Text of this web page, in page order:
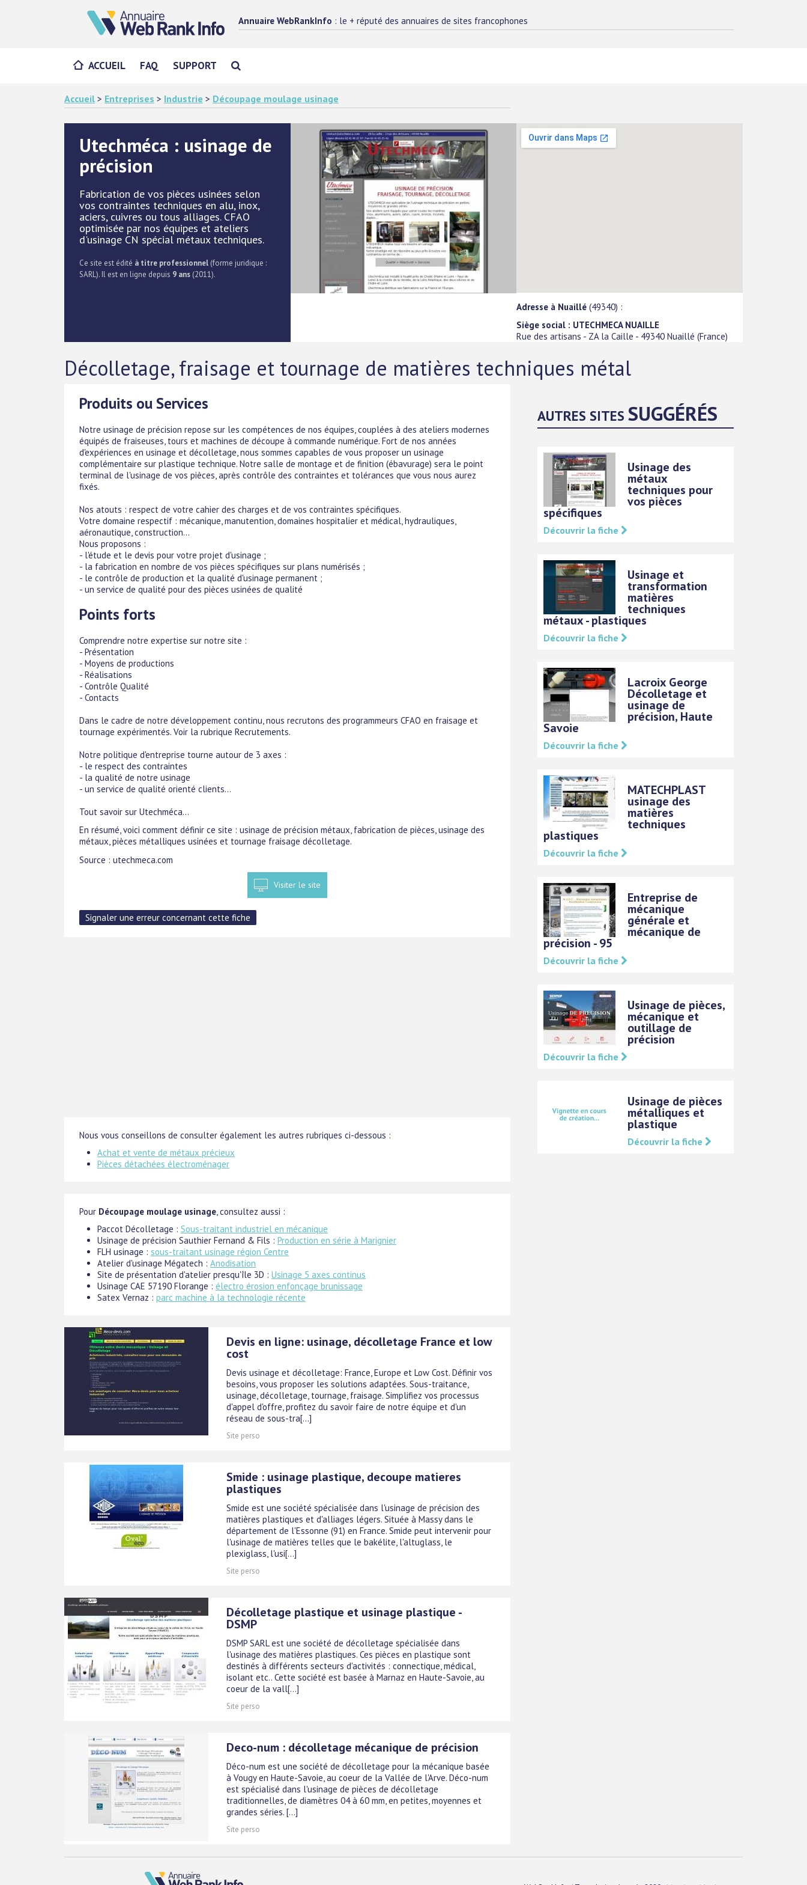
Annuaire WebRankInfo : le + réputé des annuaires de sites francophones
ACCUEIL FAQ SUPPORT
Accueil > Entreprises > Industrie > Découpage moulage usinage
Utechméca : usinage de
précision
Fabrication de vos pièces usinées selon
vos contraintes techniques en alu, inox,
aciers, cuivres ou tous alliages. CFAO
optimisée par nos équipes et ateliers
d'usinage CN spécial métaux techniques.
Ce site est édité à titre professionnel (forme juridique :
SARL). Il est en ligne depuis 9 ans (2011).
Adresse à Nuaillé (49340) :
Siège social : UTECHMECA NUAILLE
Rue des artisans - ZA la Caille - 49340 Nuaillé (France)
Décolletage, fraisage et tournage de matières techniques métal
Produits ou Services
Notre usinage de précision repose sur les compétences de nos équipes, couplées à des ateliers modernes
équipés de fraiseuses, tours et machines de découpe à commande numérique. Fort de nos années
d'expériences en usinage et décolletage, nous sommes capables de vous proposer un usinage
complémentaire sur plastique technique. Notre salle de montage et de finition (ébavurage) sera le point
terminal de l'usinage de vos pièces, après contrôle des contraintes et tolérances que vous nous aurez
fixés.
Nos atouts : respect de votre cahier des charges et de vos contraintes spécifiques.
Votre domaine respectif : mécanique, manutention, domaines hospitalier et médical, hydrauliques,
aéronautique, construction...
Nous proposons :
- l'étude et le devis pour votre projet d'usinage ;
- la fabrication en nombre de vos pièces spécifiques sur plans numérisés ;
- le contrôle de production et la qualité d'usinage permanent ;
- un service de qualité pour des pièces usinées de qualité
Points forts
Comprendre notre expertise sur notre site :
- Présentation
- Moyens de productions
- Réalisations
- Contrôle Qualité
- Contacts
Dans le cadre de notre développement continu, nous recrutons des programmeurs CFAO en fraisage et
tournage expérimentés. Voir la rubrique Recrutements.
Notre politique d'entreprise tourne autour de 3 axes :
- le respect des contraintes
- la qualité de notre usinage
- un service de qualité orienté clients...
Tout savoir sur Utechméca...
En résumé, voici comment définir ce site : usinage de précision métaux, fabrication de pièces, usinage des
métaux, pièces métalliques usinées et tournage fraisage décolletage.
Source : utechmeca.com
Visiter le site
Nous vous conseillons de consulter également les autres rubriques ci-dessous :
Achat et vente de métaux précieux
Pièces détachées électroménager
Pour Découpage moulage usinage , consultez aussi :
Paccot Décolletage : Sous-traitant industriel en mécanique
Usinage de précision Sauthier Fernand & Fils : Production en série à Marignier
FLH usinage : sous-traitant usinage région Centre
Atelier d'usinage Mégatech : Anodisation
Site de présentation d'atelier presqu'île 3D : Usinage 5 axes continus
Usinage CAE 57190 Florange : électro érosion enfonçage brunissage
Satex Vernaz : parc machine à la technologie récente
Devis en ligne: usinage, décolletage France et low
cost
Devis usinage et décolletage: France, Europe et Low Cost. Définir vos
besoins, vous proposer les solutions adaptées. Sous-traitance,
usinage, décolletage, tournage, fraisage. Simplifiez vos processus
d'appel d'offre, profitez du savoir faire de notre équipe et d'un
réseau de sous-tra[...]
Site perso
Smide : usinage plastique, decoupe matieres
plastiques
Smide est une société spécialisée dans l'usinage de précision des
matières plastiques et d'alliages légers. Située à Massy dans le
département de l'Essonne (91) en France. Smide peut intervenir pour
l'usinage de matières telles que le bakélite, l'altuglass, le
plexiglass, l'usi[...]
Site perso
Décolletage plastique et usinage plastique -
DSMP
DSMP SARL est une société de décolletage spécialisée dans
l'usinage des matières plastiques. Ces pièces en plastique sont
destinés à différents secteurs d'activités : connectique, médical,
isolant etc.. Cette société est basée à Marnaz en Haute-Savoie, au
coeur de la vall[...]
Site perso
Deco-num : décolletage mécanique de précision
Déco-num est une société de décolletage pour la mécanique basée
à Vougy en Haute-Savoie, au coeur de la Vallée de l'Arve. Déco-num
est spécialisé dans l'usinage de pièces de décolletage
traditionnelles, de diamètres 04 à 60 mm, en petites, moyennes et
grandes séries. [...]
Site perso
AUTRES SITESSUGGÉRÉS
Usinage des
métaux
techniques pour
vos pièces
spécifiques
Découvrir la fiche
Usinage et
transformation
matières
techniques
métaux - plastiques
Découvrir la fiche
Lacroix George
Décolletage et
usinage de
précision, Haute
Savoie
Découvrir la fiche
MATECHPLAST
usinage des
matières
techniques
plastiques
Découvrir la fiche
Entreprise de
mécanique
générale et
mécanique de
précision - 95
Découvrir la fiche
Usinage de pièces,
mécanique et
outillage de
précision
Découvrir la fiche
Usinage de pièces
métalliques et
plastique
Découvrir la fiche